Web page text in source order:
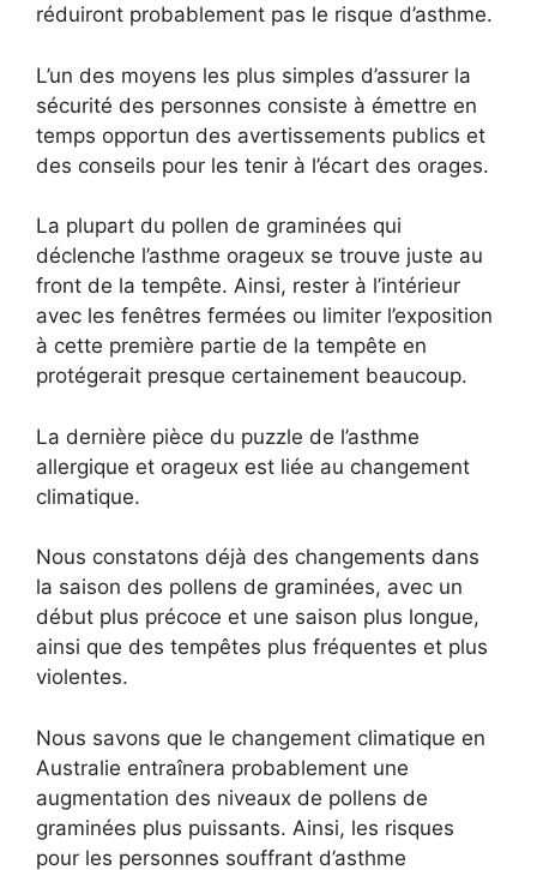
réduiront probablement pas le risque d’asthme.
L’un des moyens les plus simples d’assurer la
sécurité des personnes consiste à émettre en
temps opportun des avertissements publics et
des conseils pour les tenir à l’écart des orages.
La plupart du pollen de graminées qui
déclenche l’asthme orageux se trouve juste au
front de la tempête. Ainsi, rester à l’intérieur
avec les fenêtres fermées ou limiter l’exposition
à cette première partie de la tempête en
protégerait presque certainement beaucoup.
La dernière pièce du puzzle de l’asthme
allergique et orageux est liée au changement
climatique.
Nous constatons déjà des changements dans
la saison des pollens de graminées, avec un
début plus précoce et une saison plus longue,
ainsi que des tempêtes plus fréquentes et plus
violentes.
Nous savons que le changement climatique en
Australie entraînera probablement une
augmentation des niveaux de pollens de
graminées plus puissants. Ainsi, les risques
pour les personnes souffrant d’asthme